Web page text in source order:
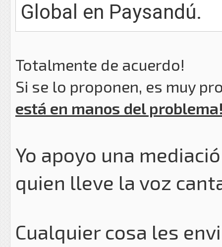
Global en Paysandú.
Totalmente de acuerdo!
Si se lo proponen, es muy
está en manos del
Yo apoyo una
quien lleve la voz
Cualquier cosa les